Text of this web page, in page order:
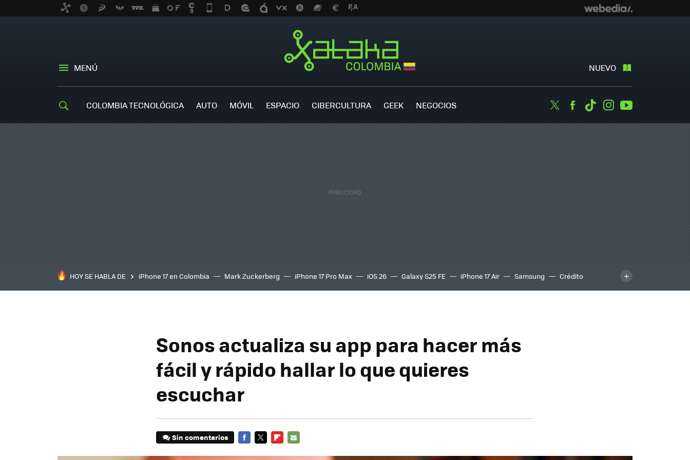
MENÚ NUEVO
COLOMBIA TECNOLÓGICA AUTO MÓVIL ESPACIO CIBERCULTURA GEEK NEGOCIOS TwitterFacebook
TiktokInstagram
HOY SE HABLA DE iPhone 17 en Colombia Mark Zuckerberg iPhone 17 Pro Max iOS 26 Galaxy S25 FE iPhone 17 Air Samsung
Crédito
inteligente
IA TCL C8K
Sonos actualiza su app para hacer más
fácil y rápido hallar lo que quieres
escuchar
Sin comentarios